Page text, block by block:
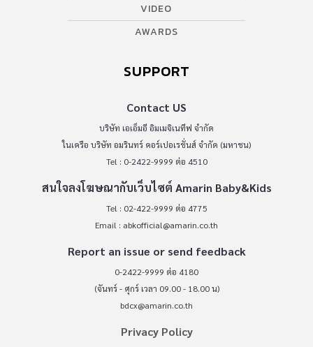
VIDEO
AWARDS
SUPPORT
Contact US
บริษัท เอเอ็มอี อิมเมจิเนทีฟ จำกัด
ในเครือ บริษัท อมรินทร์ คอร์เปอเรชั่นส์ จำกัด (มหาชน)
Tel : 0-2422-9999 ต่อ 4510
สนใจลงโฆษณากับเว็บไซต์ Amarin Baby&Kids
Tel : 02-422-9999 ต่อ 4775
Email : abkofficial@amarin.co.th
Report an issue or send feedback
0-2422-9999 ต่อ 4180
(จันทร์ - ศุกร์ เวลา 09.00 - 18.00 น)
bdcx@amarin.co.th
Privacy Policy